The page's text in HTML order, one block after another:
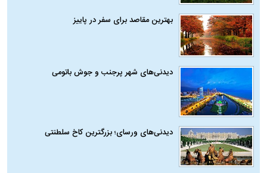
بهترین مقاصد برای سفر در پاییز
دیدنی‌های شهر پرجنب و جوش باتومی
دیدنی‌های ورسای؛ بزرگترین کاخ سلطنتی